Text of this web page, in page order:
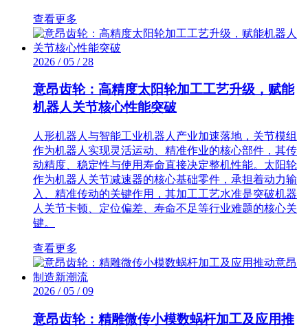
查看更多
2026 / 05 / 28
意昂齿轮：高精度太阳轮加工工艺升级，赋能
机器人关节核心性能突破
人形机器人与智能工业机器人产业加速落地，关节模组
作为机器人实现灵活运动、精准作业的核心部件，其传
动精度、稳定性与使用寿命直接决定整机性能。太阳轮
作为机器人关节减速器的核心基础零件，承担着动力输
入、精准传动的关键作用，其加工工艺水准是突破机器
人关节卡顿、定位偏差、寿命不足等行业难题的核心关
键。
查看更多
2026 / 05 / 09
意昂齿轮：精雕微传小模数蜗杆加工及应用推